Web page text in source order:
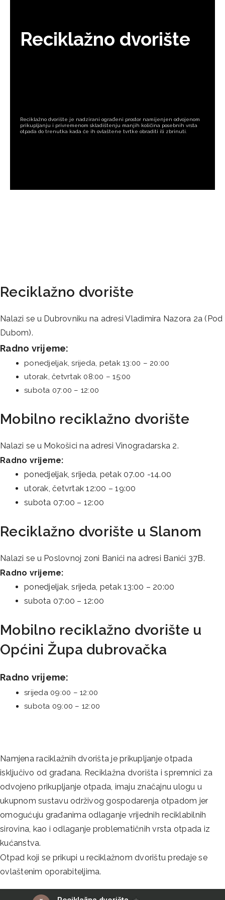
Reciklažno dvorište
Reciklažno dvorište je nadzirani ograđeni prostor namijenjen odvojenom
prikupljanju i privremenom skladištenju manjih količina posebnih vrsta
otpada do trenutka kada će ih ovlaštene tvrtke obraditi ili zbrinuti.
Reciklažno dvorište
Nalazi se u Dubrovniku na adresi Vladimira Nazora 2a (Pod
Dubom).
Radno vrijeme:
ponedjeljak, srijeda, petak 13:00 – 20:00
utorak, četvrtak 08:00 – 15:00
subota 07:00 – 12:00
Mobilno reciklažno dvorište
Nalazi se u Mokošici na adresi Vinogradarska 2.
Radno vrijeme:
ponedjeljak, srijeda, petak 07.00 -14.00
utorak, četvrtak 12:00 – 19:00
subota 07:00 – 12:00
Reciklažno dvorište u Slanom
Nalazi se u Poslovnoj zoni Banići na adresi Banići 37B.
Radno vrijeme:
ponedjeljak, srijeda, petak 13:00 – 20:00
subota 07:00 – 12:00
Mobilno reciklažno dvorište u
Općini Župa dubrovačka
Radno vrijeme:
srijeda 09:00 – 12:00
subota 09:00 – 12:00
Namjena raciklažnih dvorišta je prikupljanje otpada
isključivo od građana. Reciklažna dvorišta i spremnici za
odvojeno prikupljanje otpada, imaju značajnu ulogu u
ukupnom sustavu održivog gospodarenja otpadom jer
omogućuju građanima odlaganje vrijednih reciklabilnih
sirovina, kao i odlaganje problematičnih vrsta otpada iz
kućanstva.
Otpad koji se prikupi u reciklažnom dvorištu predaje se
ovlaštenim oporabiteljima.